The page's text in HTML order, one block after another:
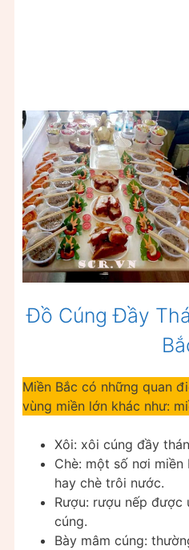
Đồ Cúng Đầy
Miền Bắc có những quan
vùng miền lớn khác như:
Xôi: xôi cúng đầy
Chè: một số nơi miền
hay chè trôi nước.
Rượu: rượu nếp
cúng.
Bày mâm cúng: